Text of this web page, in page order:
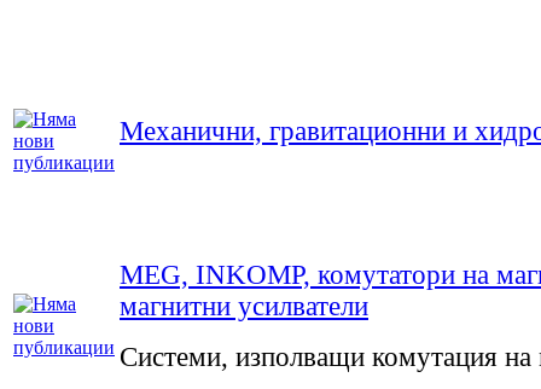
Механични, гравитационни и
MEG, INKOMP, комутатори на
магнитни усилватели
Системи, изполващи комутация на